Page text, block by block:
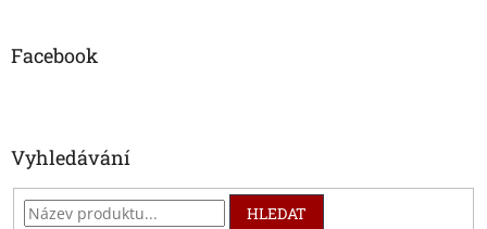
Facebook
Vyhledávání
HLEDAT